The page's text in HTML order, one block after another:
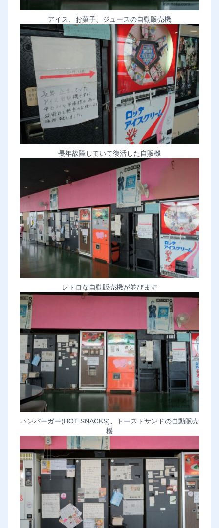
アイス、お菓子、ジュースの自動販売機
長年故障していて復活した自販機
レトロな自動販売機が並びます
ハンバーガー(HOT SNACKS)、トーストサンドの自動販売
機